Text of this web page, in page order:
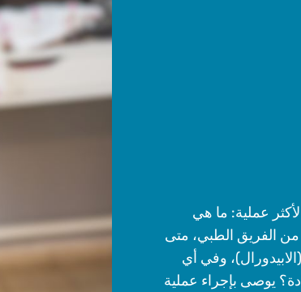
عملية: ما هي
الفريق الطبي، متى
وفي أي
يوصى بإجراء عملية